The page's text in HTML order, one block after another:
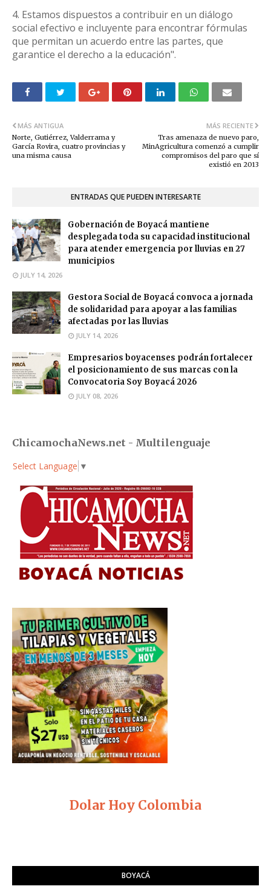
4. Estamos dispuestos a contribuir en un diálogo
social efectivo e incluyente para encontrar fórmulas
que permitan un acuerdo entre las partes, que
garantice el derecho a la educación".
MÁS RECIENTE
Tras amenaza de nuevo paro,
MinAgricultura comenzó a cumplir
compromisos del paro que sí
existió en 2013
MÁS ANTIGUA
Norte, Gutiérrez, Valderrama y
García Rovira, cuatro provincias y
una misma causa
ENTRADAS QUE PUEDEN INTERESARTE
Gobernación de Boyacá mantiene
desplegada toda su capacidad institucional
para atender emergencia por lluvias en 27
municipios
JULY 14, 2026
Gestora Social de Boyacá convoca a jornada
de solidaridad para apoyar a las familias
afectadas por las lluvias
JULY 14, 2026
Empresarios boyacenses podrán fortalecer
el posicionamiento de sus marcas con la
Convocatoria Soy Boyacá 2026
JULY 08, 2026
ChicamochaNews.net - Multilenguaje
Select Language ▼
Dolar Hoy Colombia
BOYACÁ